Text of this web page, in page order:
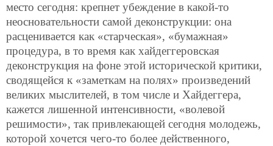
место сегодня: крепнет убеждение в какой-то
неосновательности самой деконструкции: она
расценивается как «старческая», «бумажная»
процедура, в то время как хайдеггеровская
деконструкция на фоне этой исторической критики,
сводящейся к «заметкам на полях» произведений
великих мыслителей, в том числе и Хайдеггера,
кажется лишенной интенсивности, «волевой
решимости», так привлекающей сегодня молодежь,
которой хочется чего-то более действенного,